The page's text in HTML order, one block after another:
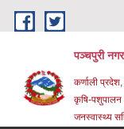
Skip to main content
पञ्चपुरी
कर्णाली
कृषि-पशुपालन
जनस्वास्थ्य